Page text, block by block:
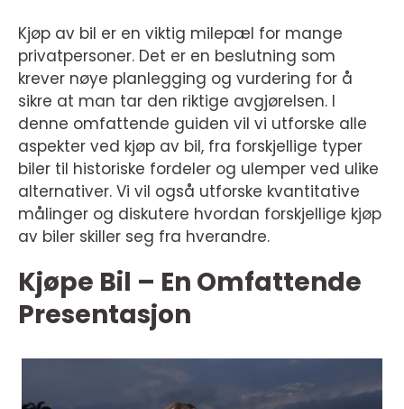
Kjøp av bil er en viktig milepæl for mange
privatpersoner. Det er en beslutning som
krever nøye planlegging og vurdering for å
sikre at man tar den riktige avgjørelsen. I
denne omfattende guiden vil vi utforske alle
aspekter ved kjøp av bil, fra forskjellige typer
biler til historiske fordeler og ulemper ved ulike
alternativer. Vi vil også utforske kvantitative
målinger og diskutere hvordan forskjellige kjøp
av biler skiller seg fra hverandre.
Kjøpe Bil – En Omfattende
Presentasjon